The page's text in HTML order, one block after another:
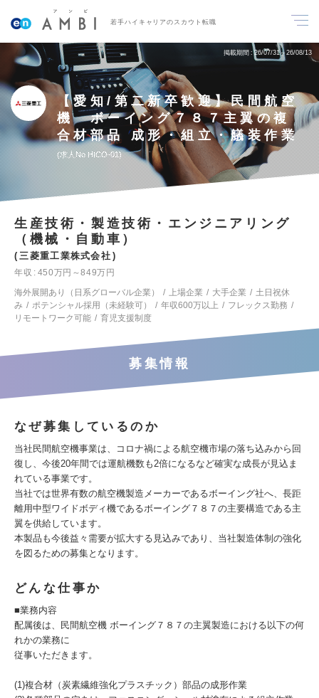
若手ハイキャリアのスカウト転職
掲載期間 26/07/31～26/08/13
【愛知/第二新卒歓迎】民間航空
機 ボーイング７８７主翼の複
合材部品 成形・組立・艤装作業
求人No.HICO-01
生産技術・製造技術・エンジニアリング
（機械・自動車）
三菱重工業株式会社
年収
450万円～849万円
海外展開あり（日系グローバル企業）
上場企業 大手企業
土日祝休
み
ポテンシャル採用（未経験可） 年収600万以上
フレックス勤務
リモートワーク可能
育児支援制度
募集情報
なぜ募集しているのか
当社民間航空機事業は、コロナ禍による航空機市場の落ち込みから回
復し、今後20年間では運航機数も2倍になるなど確実な成長が見込ま
れている事業です。
当社では世界有数の航空機製造メーカーであるボーイング社へ、長距
離用中型ワイドボディ機であるボーイング７８７の主要構造である主
翼を供給しています。
本製品も今後益々需要が拡大する見込みであり、当社製造体制の強化
を図るための募集となります。
どんな仕事か
■業務内容
配属後は、民間航空機 ボーイング７８７の主翼製造における以下の何
れかの業務に
従事いただきます。
(1)複合材（炭素繊維強化プラスチック）部品の成形作業